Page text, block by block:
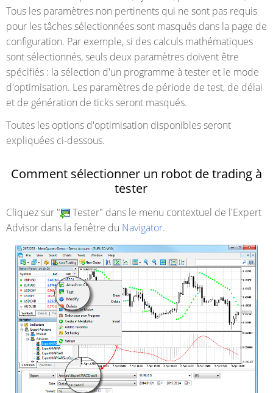
Tous les paramètres non pertinents qui ne sont pas requis
pour les tâches sélectionnées sont masqués dans la page de
configuration. Par exemple, si des calculs mathématiques
sont sélectionnés, seuls deux paramètres doivent être
spécifiés : la sélection d'un programme à tester et le mode
d'optimisation. Les paramètres de période de test, de délai
et de génération de ticks seront masqués.
Toutes les options d'optimisation disponibles seront
expliquées ci-dessous.
Comment sélectionner un robot de trading à
tester
Cliquez sur "
Tester" dans le menu contextuel de l'Expert
Advisor dans la fenêtre du Navigator.